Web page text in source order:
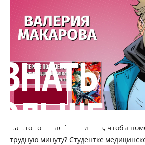
На что готов пойти человек, чтобы
трудную минуту? Студентке